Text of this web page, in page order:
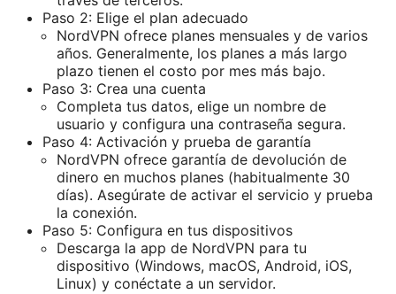
Paso 2: Elige el plan adecuado
NordVPN ofrece planes mensuales y de varios
años. Generalmente, los planes a más largo
plazo tienen el costo por mes más bajo.
Paso 3: Crea una cuenta
Completa tus datos, elige un nombre de
usuario y configura una contraseña segura.
Paso 4: Activación y prueba de garantía
NordVPN ofrece garantía de devolución de
dinero en muchos planes (habitualmente 30
días). Asegúrate de activar el servicio y prueba
la conexión.
Paso 5: Configura en tus dispositivos
Descarga la app de NordVPN para tu
dispositivo (Windows, macOS, Android, iOS,
Linux) y conéctate a un servidor.